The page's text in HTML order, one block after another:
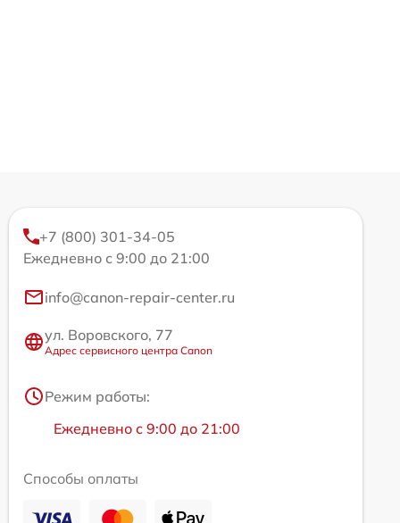
+7 (800) 301-34-05
Ежедневно с 9:00 до 21:00
info@canon-repair-center.ru
ул. Воровского, 77
Адрес сервисного центра Canon
Режим работы:
Ежедневно с 9:00 до 21:00
Способы оплаты